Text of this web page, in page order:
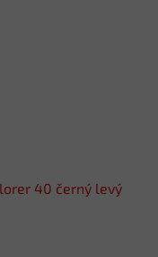
40 černý levý